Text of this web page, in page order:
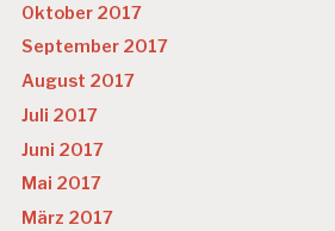
Oktober 2017
September 2017
August 2017
Juli 2017
Juni 2017
Mai 2017
März 2017